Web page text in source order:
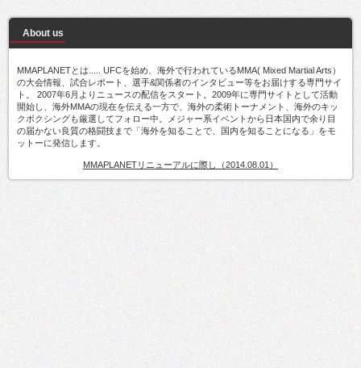
About us
MMAPLANETとは..... UFCを始め、海外で行われているMMA( Mixed Martial Arts）
の大会情報、試合レポート、選手&関係者のインタビュー等をお届けする専門サイ
ト。 2007年6月よりニュースの配信をスタート。2009年に専門サイトとして活動
開始し、海外MMAの現在を伝える一方で、海外の柔術トーナメント、海外のキッ
クボクシングも厳選してフォロー中。メジャー系イベントから日本国内で余り目
の届かない良質の格闘技まで「海外を知ることで、国内を知ることになる」をモ
ットーに発信します。
MMAPLANETリニューアルに際し（2014.08.01）